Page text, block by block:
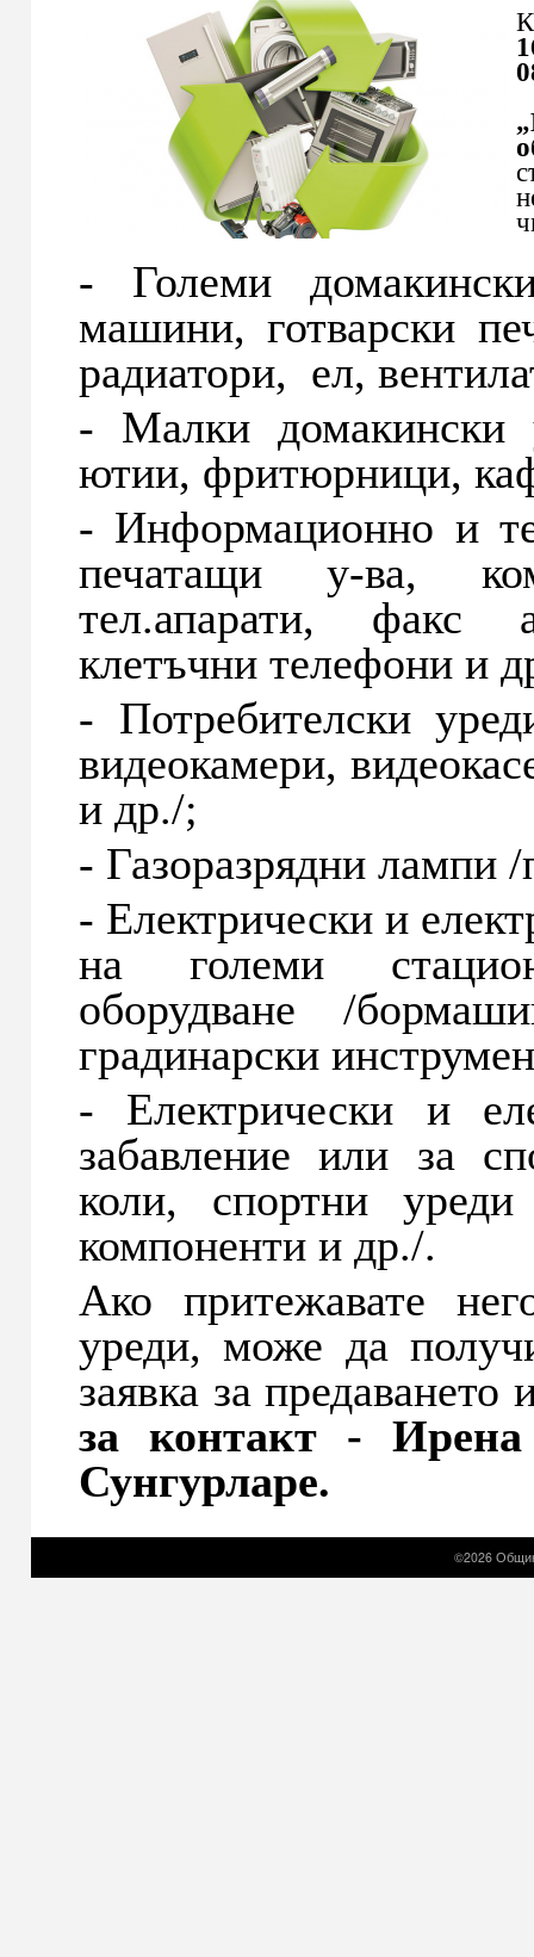
- Големи
машини, готварски
радиатори, ел,
- Малки домакински
ютии, фритюрници,
- Информационно и
печатащи у-ва,
тел.апарати, факс
клетъчни телефони и
- Потребителски
видеокамери,
и др./;
- Газоразрядни лампи
- Електрически и
на големи
оборудване /
градинарски
- Електрически и
забавление или за
коли, спортни
компоненти и др./.
Ако притежавате
уреди, може да
заявка за
за контакт -
Сунгурларе.
©2026